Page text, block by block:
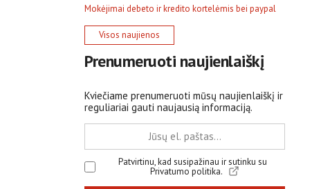
Mokėjimai debeto ir kredito kortelėmis bei paypal
Visos naujienos
Prenumeruoti naujienlaiškį
Kviečiame prenumeruoti mūsų naujienlaiškį ir
reguliariai gauti naujausią informaciją.
Patvirtinu, kad susipažinau ir sutinku su
Privatumo politika.